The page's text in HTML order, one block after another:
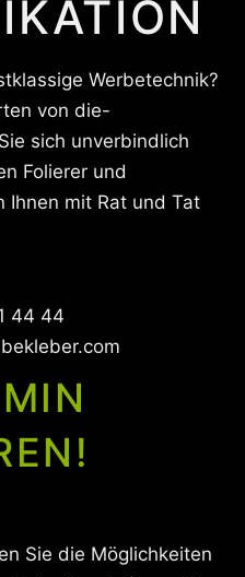
Werbetechnik?
von die-
sich unverbindlich
Folierer und
Ihnen mit Rat und Tat
44 44
Sie die Möglichkeiten